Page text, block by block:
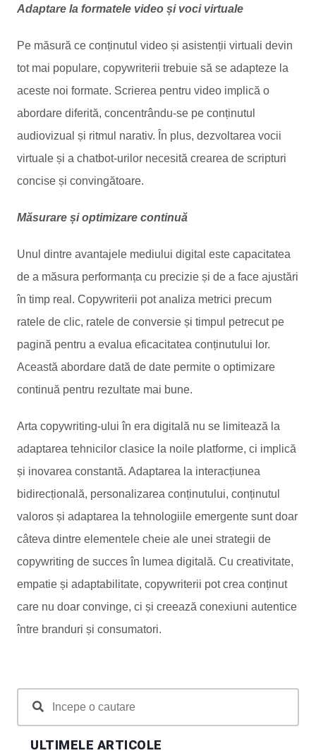
Adaptare la formatele video și voci virtuale
Pe măsură ce conținutul video și asistenții virtuali devin
tot mai populare, copywriterii trebuie să se adapteze la
aceste noi formate. Scrierea pentru video implică o
abordare diferită, concentrându-se pe conținutul
audiovizual și ritmul narativ. În plus, dezvoltarea vocii
virtuale și a chatbot-urilor necesită crearea de scripturi
concise și convingătoare.
Măsurare și optimizare continuă
Unul dintre avantajele mediului digital este capacitatea
de a măsura performanța cu precizie și de a face ajustări
în timp real. Copywriterii pot analiza metrici precum
ratele de clic, ratele de conversie și timpul petrecut pe
pagină pentru a evalua eficacitatea conținutului lor.
Această abordare dată de date permite o optimizare
continuă pentru rezultate mai bune.
Arta copywriting-ului în era digitală nu se limitează la
adaptarea tehnicilor clasice la noile platforme, ci implică
și inovarea constantă. Adaptarea la interacțiunea
bidirecțională, personalizarea conținutului, conținutul
valoros și adaptarea la tehnologiile emergente sunt doar
câteva dintre elementele cheie ale unei strategii de
copywriting de succes în lumea digitală. Cu creativitate,
empatie și adaptabilitate, copywriterii pot crea conținut
care nu doar convinge, ci și creează conexiuni autentice
între branduri și consumatori.
ULTIMELE ARTICOLE